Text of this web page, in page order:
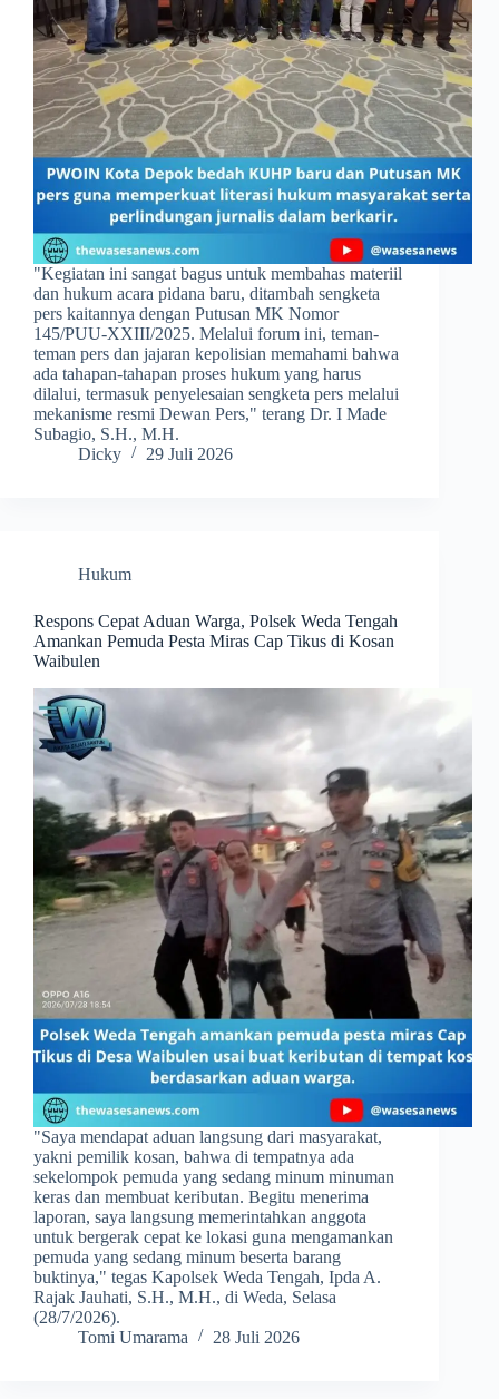
​"Kegiatan ini sangat bagus untuk membahas materiil
dan hukum acara pidana baru, ditambah sengketa
pers kaitannya dengan Putusan MK Nomor
145/PUU-XXIII/2025. Melalui forum ini, teman-
teman pers dan jajaran kepolisian memahami bahwa
ada tahapan-tahapan proses hukum yang harus
dilalui, termasuk penyelesaian sengketa pers melalui
mekanisme resmi Dewan Pers," terang Dr. I Made
Subagio, S.H., M.H.
Dicky
29 Juli 2026
Hukum
Respons Cepat Aduan Warga, Polsek Weda Tengah
Amankan Pemuda Pesta Miras Cap Tikus di Kosan
Waibulen
​"Saya mendapat aduan langsung dari masyarakat,
yakni pemilik kosan, bahwa di tempatnya ada
sekelompok pemuda yang sedang minum minuman
keras dan membuat keributan. Begitu menerima
laporan, saya langsung memerintahkan anggota
untuk bergerak cepat ke lokasi guna mengamankan
pemuda yang sedang minum beserta barang
buktinya," tegas Kapolsek Weda Tengah, Ipda A.
Rajak Jauhati, S.H., M.H., di Weda, Selasa
(28/7/2026).
Tomi Umarama
28 Juli 2026